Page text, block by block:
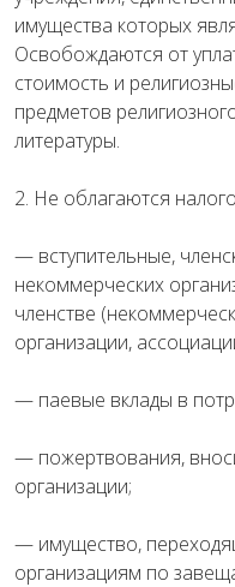
имущества которых
Освобождаются от
стоимость и
предметов
литературы.
2. Не облагаются
— вступительные,
некоммерческих
членстве
организации,
— паевые вклады в
— пожертвования,
организации;
— имущество,
организациям по